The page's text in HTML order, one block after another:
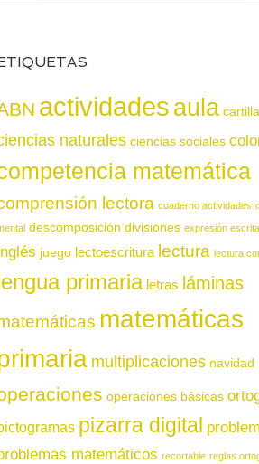
actividadesaula cartilla
naturales ciencias sociales
matemática
lectora cuaderno actividades
descomposición divisiones expresión escrita
juego lectoescritura lectura lectura
primaria letras láminas
matemáticas
multiplicaciones navidad
operaciones básicas
pizarra digital
matemáticos recortable reglas